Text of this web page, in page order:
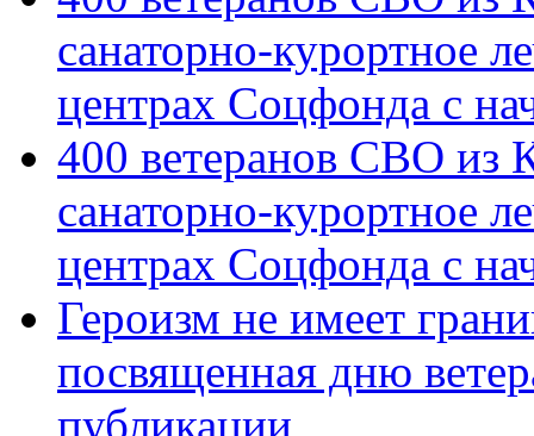
санаторно-курортное
центрах Соцфонда с
400 ветеранов СВО из
санаторно-курортное
центрах Соцфонда с
Героизм не имеет
посвященная дню
публикации